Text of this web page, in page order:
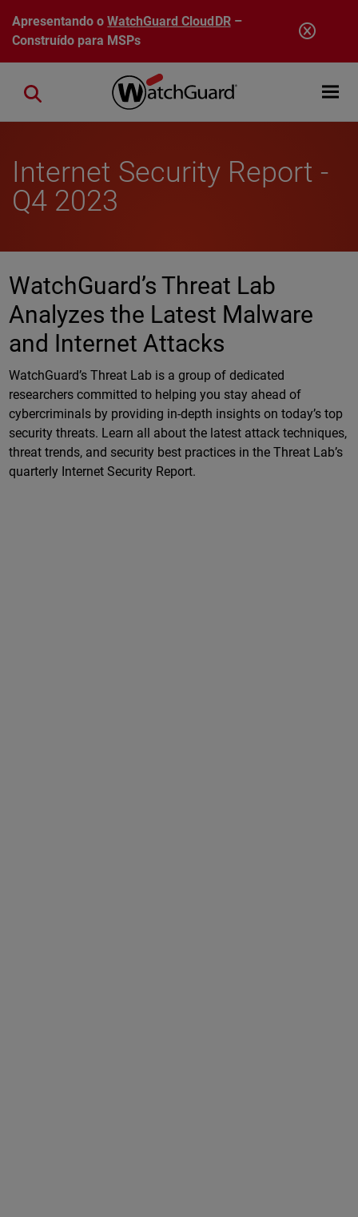
Pular para o conteúdo principal
Apresentando oWatchGuard CloudDR–
Construído para MSPs
Open
Close search
Internet Security Report -
Q4 2023
WatchGuard’s Threat Lab
Analyzes the Latest Malware
and Internet Attacks
WatchGuard’s Threat Lab is a group of dedicated
researchers committed to helping you stay ahead of
cybercriminals by providing in-depth insights on today’s top
security threats. Learn all about the latest attack techniques,
threat trends, and security best practices in the Threat Lab’s
quarterly Internet Security Report.